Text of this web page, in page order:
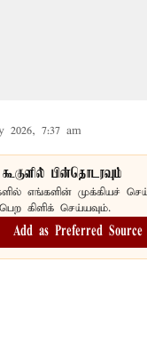
2026, 7:37 am
பின்தொடரவும்
எங்களின் முக்கியச்
கிளிக் செய்யவும்.
Add as Preferred Source